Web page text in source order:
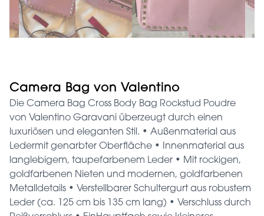
Camera Bag von Valentino
Die Camera Bag Cross Body Bag Rockstud Poudre
von Valentino Garavani überzeugt durch einen
luxuriösen und eleganten Stil. • Außenmaterial aus
Ledermit genarbter Oberfläche • Innenmaterial aus
langlebigem, taupefarbenem Leder • Mit rockigen,
goldfarbenen Nieten und modernen, goldfarbenen
Metalldetails • Verstellbarer Schultergurt aus robustem
Leder (ca. 125 cm bis 135 cm lang) • Verschluss durch